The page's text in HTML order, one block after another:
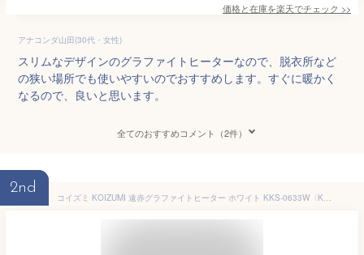
価格と在庫を楽天でチェック >>
アナコンダ山田(30代・女性)
スリムなデザインのグラファイトヒーターなので、脱衣所など
の狭い場所でも使いやすいのでおすすめします。すぐに暖かく
なるので、良いと思います。
全てのおすすめコメント（2件）
2nd
コイズミ KOIZUMI 遠赤グラファイトヒーター ホワイト KKS-0633W〈KKS0633W〉